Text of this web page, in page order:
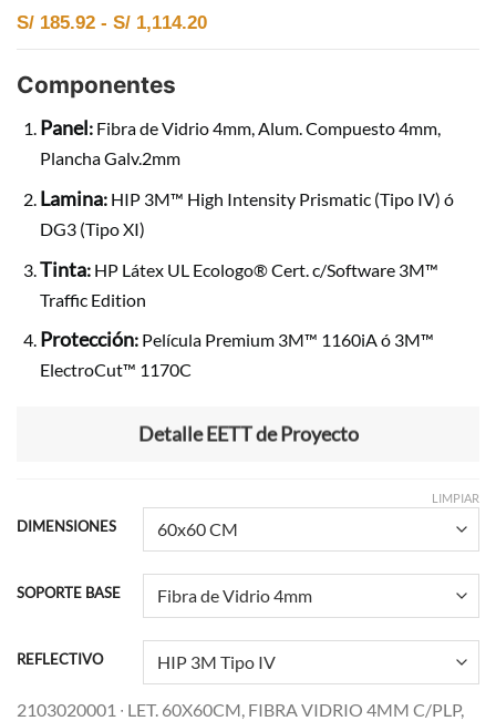
S/ 185.92 - S/ 1,114.20
Componentes
Panel:Fibra de Vidrio 4mm, Alum. Compuesto 4mm,
Plancha Galv.2mm
Lamina:HIP 3M™ High Intensity Prismatic (Tipo IV) ó
DG3 (Tipo XI)
Tinta:HP Látex UL Ecologo® Cert. c/Software 3M™
Traffic Edition
Protección:Película Premium 3M™ 1160iA ó 3M™
ElectroCut™ 1170C
Detalle EETT de Proyecto
DIMENSIONES
SOPORTE BASE
REFLECTIVO
LIMPIAR
2103020001 ∙ LET. 60X60CM, FIBRA VIDRIO 4MM C/PLP,